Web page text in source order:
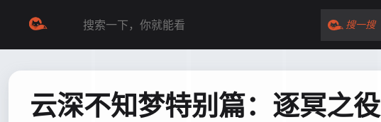
搜一搜
云深不知梦特别篇：逐冥之役